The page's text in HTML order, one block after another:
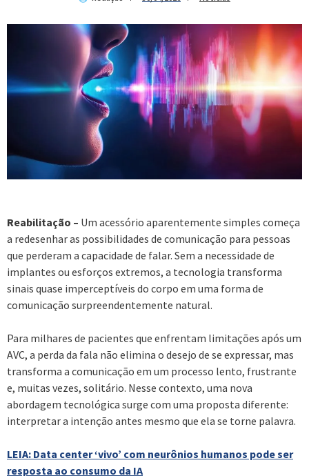
Reabilitação – Um acessório aparentemente simples começa
a redesenhar as possibilidades de comunicação para pessoas
que perderam a capacidade de falar. Sem a necessidade de
implantes ou esforços extremos, a tecnologia transforma
sinais quase imperceptíveis do corpo em uma forma de
comunicação surpreendentemente natural.
Para milhares de pacientes que enfrentam limitações após um
AVC, a perda da fala não elimina o desejo de se expressar, mas
transforma a comunicação em um processo lento, frustrante
e, muitas vezes, solitário. Nesse contexto, uma nova
abordagem tecnológica surge com uma proposta diferente:
interpretar a intenção antes mesmo que ela se torne palavra.
LEIA: Data center ‘vivo’ com neurônios humanos pode ser
resposta ao consumo da IA